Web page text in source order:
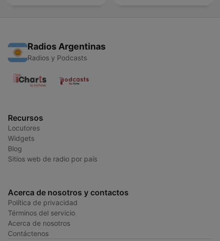
Radios Argentinas
Radios y Podcasts
Recursos
Locutores
Widgets
Blog
Sitios web de radio por país
Acerca de nosotros y contactos
Política de privacidad
Términos del servicio
Acerca de nosotros
Contáctenos